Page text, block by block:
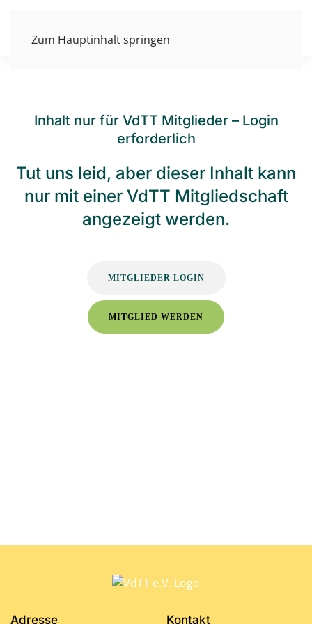
Zum Hauptinhalt springen
Inhalt nur für VdTT Mitglieder – Login
erforderlich
Tut uns leid, aber dieser Inhalt kann
nur mit einer VdTT Mitgliedschaft
angezeigt werden.
MITGLIEDER LOGIN
MITGLIED WERDEN
Adresse Kontakt